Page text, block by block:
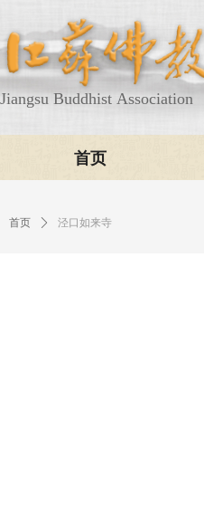
Jiangsu Buddhist Association
首页
首页 ꄲ 泾口如来寺